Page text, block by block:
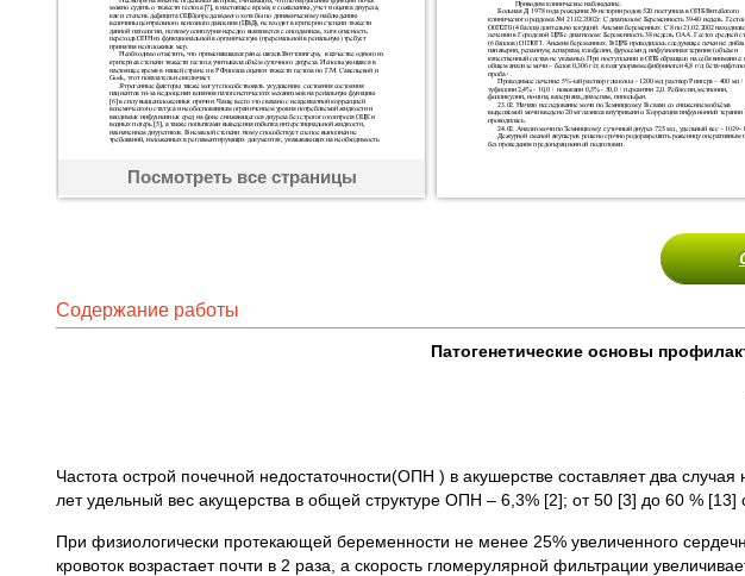
Посмотреть все страницы
Содержание работы
Патогенетические основы
Частота острой почечной недостаточности(ОПН ) в акушерстве составляет два
лет удельный вес акущерства в общей структуре ОПН – 6,3% [2]; от 50 [3] до 60 % [13]
При физиологически протекающей беременности не менее 25% увеличенного
кровоток возрастает почти в 2 раза, а скорость гломерулярной фильтрации